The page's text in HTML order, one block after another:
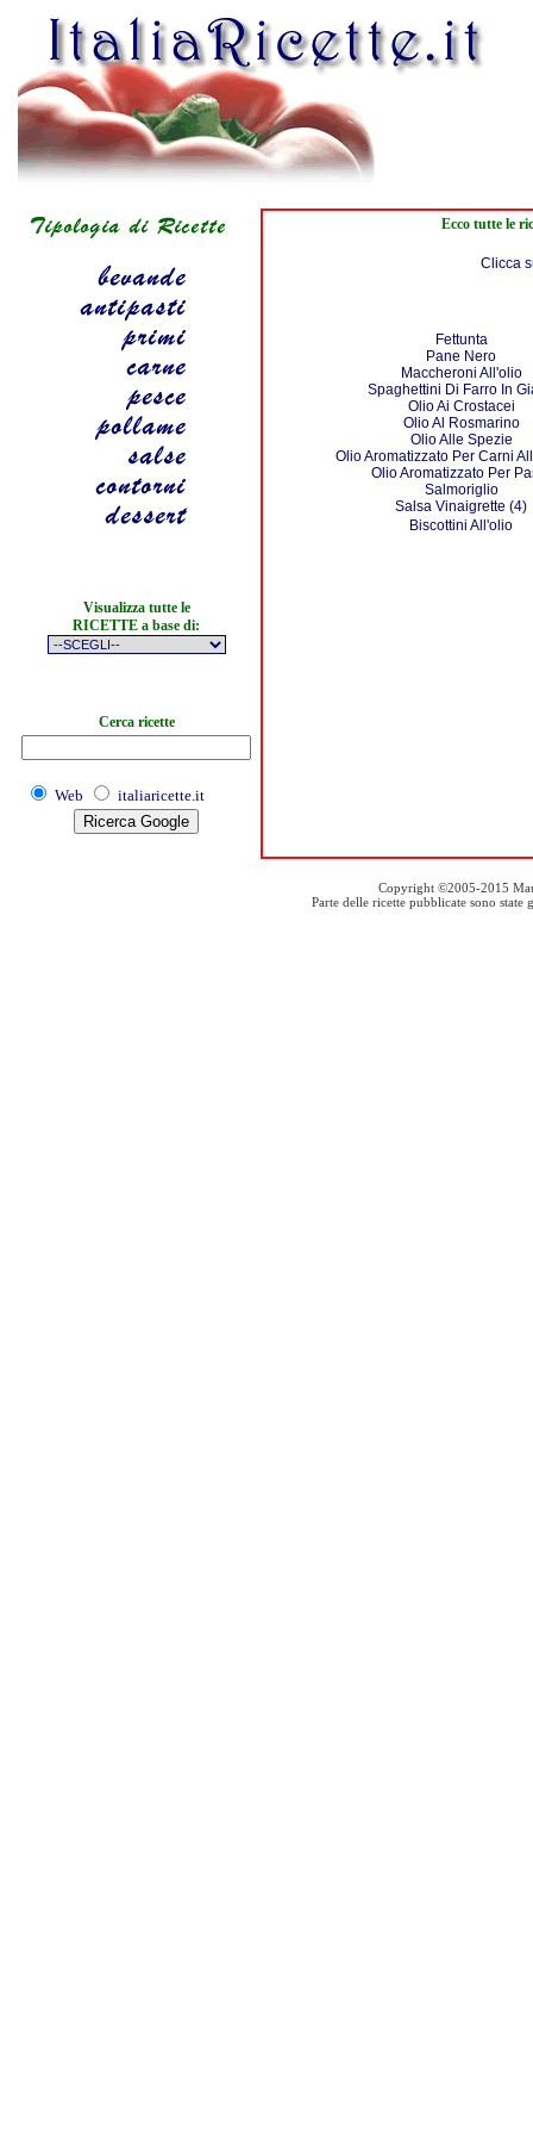
Visualizza tutte le
RICETTE a base di:
Cerca ricette
Web italiaricette.it
Ecco tutte le
Clicca
Fettunta
Pane Nero
Maccheroni All'olio
Spaghettini Di Farro In
Olio Ai Crostacei
Olio Al Rosmarino
Olio Alle Spezie
Olio Aromatizzato Per Carni
Olio Aromatizzato Per
Salmoriglio
Salsa Vinaigrette (4)
Biscottini All'olio
Copyright ©2005-2015
Parte delle ricette pubblicate sono state